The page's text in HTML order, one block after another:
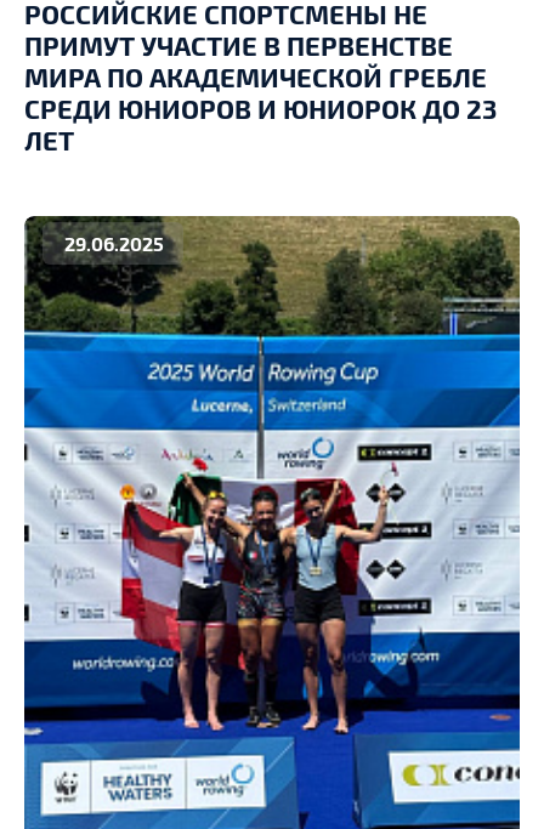
РОССИЙСКИЕ СПОРТСМЕНЫ НЕ
ПРИМУТ УЧАСТИЕ В ПЕРВЕНСТВЕ
МИРА ПО АКАДЕМИЧЕСКОЙ ГРЕБЛЕ
СРЕДИ ЮНИОРОВ И ЮНИОРОК ДО 23
ЛЕТ
29.06.2025